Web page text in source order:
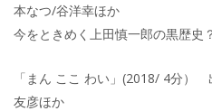
本なつ/谷洋幸ほか
今をときめく上田慎一郎の黒歴史
「まん ここ わい」(2018/ 4分）
友彦ほか